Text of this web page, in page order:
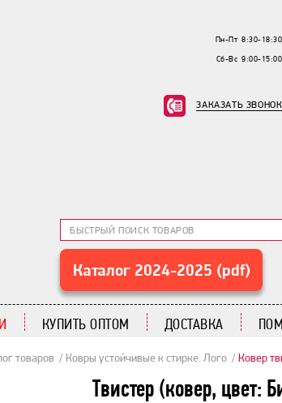
Пн-Пт 8:30-18:30
Сб-Вс 9:00-15:00
ЗАКАЗАТЬ ЗВОНОК
Каталог 2024-2025 (pdf)
КУПИТЬ ОПТОМ ДОСТАВКА
товаров Ковры устойчивые к стирке. Лого Ковер
Твистер (ковер,